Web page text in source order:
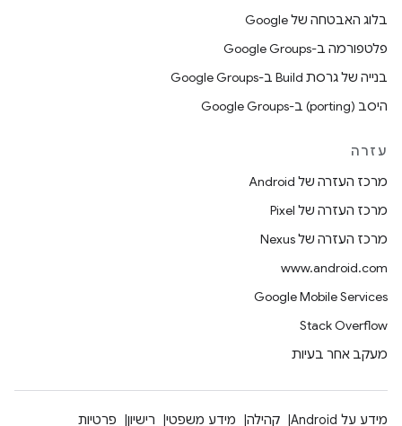
בלוג האבטחה של Google
פלטפורמה ב-Google Groups
בנייה של גרסת Build ב-Google Groups
היסב (porting) ב-Google Groups
עזרה
מרכז העזרה של Android
מרכז העזרה של Pixel
מרכז העזרה של Nexus
www.android.com
Google Mobile Services
Stack Overflow
מעקב אחר בעיות
מידע על Android קהילה מידע משפטי רישיון פרטיות